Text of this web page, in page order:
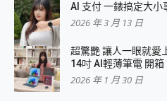
AI 支付 一錶搞定大小
2026 年 3 月 13 日
超驚艷 讓人一眼就愛
14吋 AI輕薄筆電 開箱
2026 年 1 月 30 日